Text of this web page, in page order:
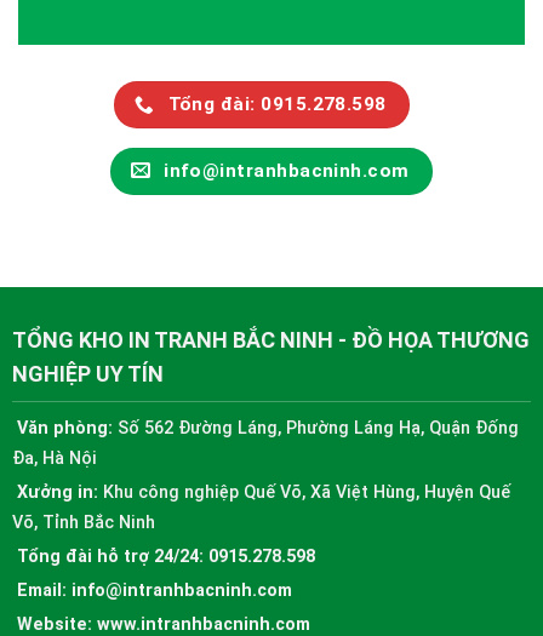
Tổng đài: 0915.278.598
info@intranhbacninh.com
TỔNG KHO IN TRANH BẮC NINH - ĐỒ HỌA THƯƠNG
NGHIỆP UY TÍN
Văn phòng: Số 562 Đường Láng, Phường Láng Hạ, Quận Đống
Đa, Hà Nội
Xưởng in: Khu công nghiệp Quế Võ, Xã Việt Hùng, Huyện Quế
Võ, Tỉnh Bắc Ninh
Tổng đài hỗ trợ 24/24: 0915.278.598
Email: info@intranhbacninh.com
Website: www.intranhbacninh.com